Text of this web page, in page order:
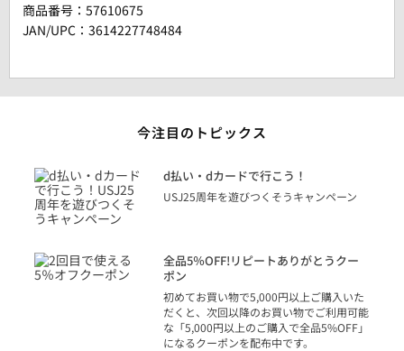
商品番号： 57610675
JAN/UPC：3614227748484
今注目のトピックス
d払い・dカードで行こう！
USJ25周年を遊びつくそうキャンペーン
全品5％OFF!リピートありがとうクー
ポン
初めてお買い物で5,000円以上ご購入いた
だくと、次回以降のお買い物でご利用可能
な「5,000円以上のご購入で全品5%OFF」
になるクーポンを配布中です。